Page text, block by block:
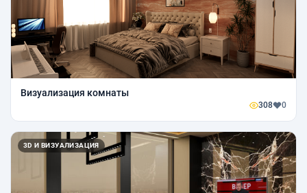
Визуализация комнаты
308 0
3D И ВИЗУАЛИЗАЦИЯ